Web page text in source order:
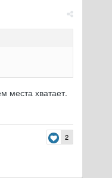
места хватает.
2